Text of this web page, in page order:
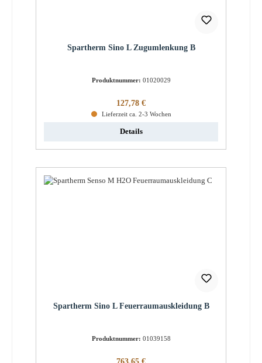
Spartherm Sino L Zugumlenkung B
Produktnummer: 01020029
Regulärer Preis:
127,78 €
Lieferzeit ca. 2-3 Wochen
Details
Spartherm Sino L Feuerraumauskleidung B
Produktnummer: 01039158
Regulärer Preis: